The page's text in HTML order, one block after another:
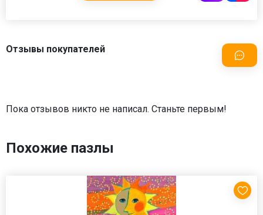
Отзывы покупателей
Пока отзывов никто не написал. Станьте первым!
Похожие пазлы